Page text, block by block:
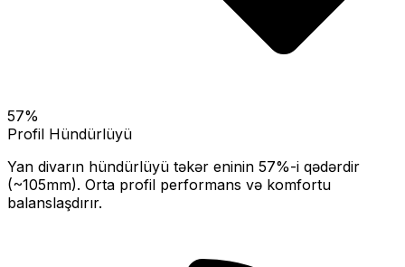
57%
Profil Hündürlüyü
Yan divarın hündürlüyü təkər eninin 57%-i qədərdir
(~105mm). Orta profil performans və komfortu
balanslaşdırır.